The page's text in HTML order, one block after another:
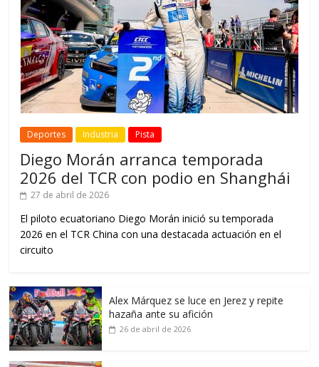
Deportes Industria Pista
Diego Morán arranca temporada
2026 del TCR con podio en Shanghái
27 de abril de 2026
El piloto ecuatoriano Diego Morán inició su temporada
2026 en el TCR China con una destacada actuación en el
circuito
Alex Márquez se luce en Jerez y repite
hazaña ante su afición
26 de abril de 2026